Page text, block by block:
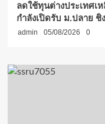
ลดใช้ทุนต่างประเทศเ
กำลังเปิดรับ ม.ปลาย ชิ
admin 05/08/2026 0